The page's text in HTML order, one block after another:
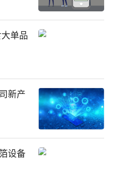
单品
新产
设备